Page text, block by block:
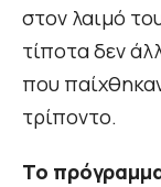
στον λαιμό
τίποτα δεν
που
τρίποντο.
Το